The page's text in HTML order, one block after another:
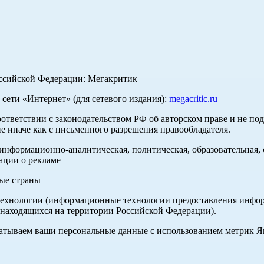
Федерации: Мегакритик
«Интернет» (для сетевого издания): megacritic.ru
с законодательством РФ об авторском праве и не
как с письменного разрешения правообладателя.
аналитическая, политическая, образовательная,
о рекламе
страны
(информационные технологии предоставления
на территории Российской Федерации).
ваши персональные данные с использованием метрик